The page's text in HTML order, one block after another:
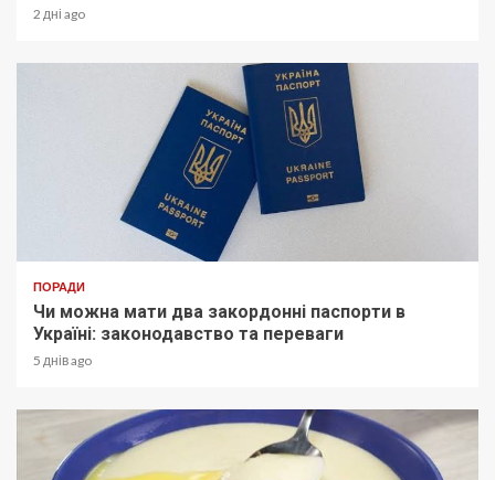
2 дні ago
ПОРАДИ
Чи можна мати два закордонні паспорти в
Україні: законодавство та переваги
5 днів ago